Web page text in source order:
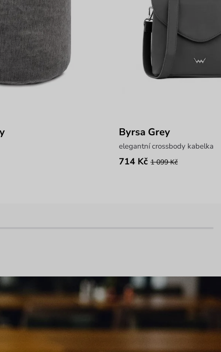
Byrsa Grey
elegantní crossbody kabelka
714 Kč 1 099 Kč